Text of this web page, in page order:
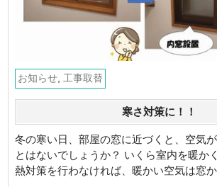
お知らせ, 工事取替
寒さ対策に！！
冬の寒い日、部屋の窓に近づくと、空気
とはないでしょうか？ いくら室内を暖かくしても、窓の断
熱対策を行わなければ、暖かい空気は窓